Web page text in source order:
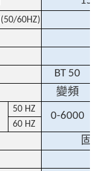
(50/60HZ)
BT 50
變頻
50 HZ
0-6000
60 HZ
固